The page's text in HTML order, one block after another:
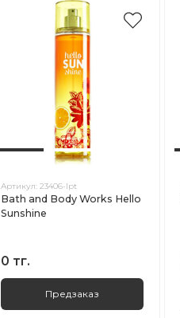
Артикул:23406-lpt
Bath and Body Works Hello
Sunshine
0 тг.
Предзаказ